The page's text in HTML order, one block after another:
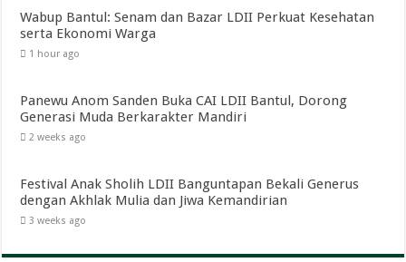
Wabup Bantul: Senam dan Bazar LDII Perkuat Kesehatan
serta Ekonomi Warga
1 hour ago
Panewu Anom Sanden Buka CAI LDII Bantul, Dorong
Generasi Muda Berkarakter Mandiri
2 weeks ago
Festival Anak Sholih LDII Banguntapan Bekali Generus
dengan Akhlak Mulia dan Jiwa Kemandirian
3 weeks ago